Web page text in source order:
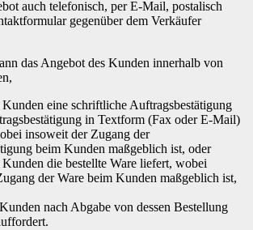
auch telefonisch, per E-Mail, postalisch
gegenüber dem Verkäufer
das Angebot des Kunden innerhalb von
eine schriftliche Auftragsbestätigung
in Textform (Fax oder E-Mail)
insoweit der Zugang der
beim Kunden maßgeblich ist, oder
die bestellte Ware liefert, wobei
der Ware beim Kunden maßgeblich ist,
nach Abgabe von dessen Bestellung